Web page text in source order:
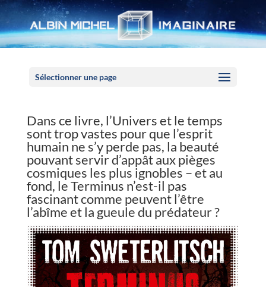
Sélectionner une page
Dans ce livre, l’Univers et le temps
sont trop vastes pour que l’esprit
humain ne s’y perde pas, la beauté
pouvant servir d’appât aux pièges
cosmiques les plus ignobles – et au
fond, le Terminus n’est-il pas
fascinant comme peuvent l’être
l’abîme et la gueule du prédateur ?
Panneau de gestion des cookies